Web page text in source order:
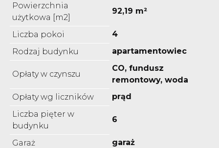
Powierzchnia
użytkowa [m2]
92,19 m²
Liczba pokoi
4
Rodzaj budynku
apartamentowiec
Opłaty w czynszu
CO, fundusz
remontowy, woda
Opłaty wg liczników
prąd
Liczba pięter w
budynku
6
Garaż
garaż